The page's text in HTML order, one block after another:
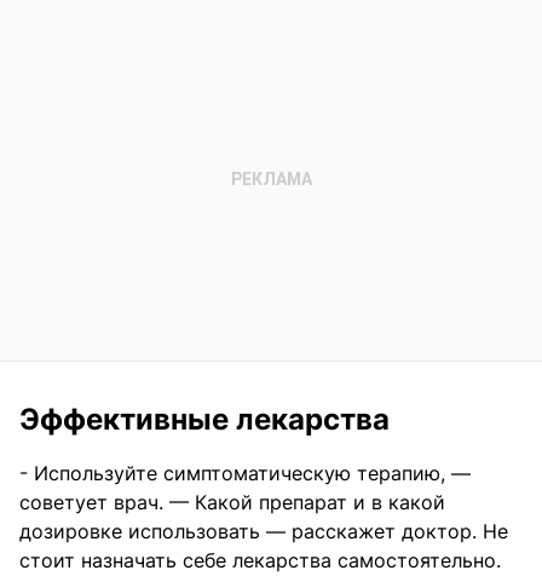
Эффективные лекарства
- Используйте симптоматическую терапию, —
советует врач. — Какой препарат и в какой
дозировке использовать — расскажет доктор. Не
стоит назначать себе лекарства самостоятельно.